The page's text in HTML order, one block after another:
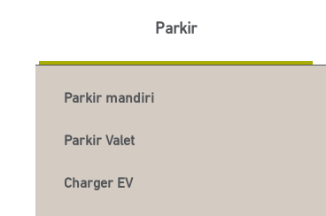
Parkir
Parkir mandiri
Parkir Valet
Charger EV